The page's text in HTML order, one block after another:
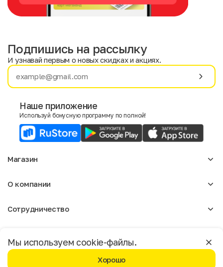
Имя
E-mail
Пол
Согласие на получение чеков по электронной почте
Мы используем cookie-файлы.
Хорошо
Москва
Подпишись на рассылку
И узнавай первым о новых скидках и акциях.
Наше приложение
Используй бонусную программу по полной!
Магазин
Мужское
О компании
Отзывы
Магазины
Сотрудничество
Реклама
Доставка и оплата
Бонусная программа
Политика конфиденциальности